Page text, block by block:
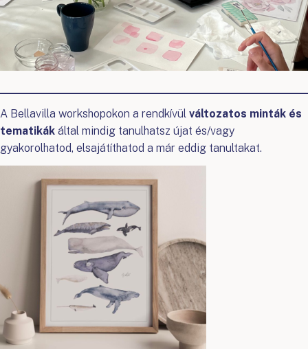
A Bellavilla workshopokon a rendkívül változatos minták és
tematikák által mindig tanulhatsz újat és/vagy
gyakorolhatod, elsajátíthatod a már eddig tanultakat.